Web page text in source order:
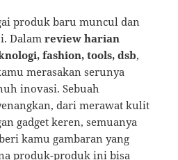
produk baru muncul dan
Dalamreview harian
fashion, tools, dsb,
merasakan serunya
inovasi. Sebuah
dari merawat kulit
gadget keren, semuanya
kamu gambaran yang
produk-produk ini bisa